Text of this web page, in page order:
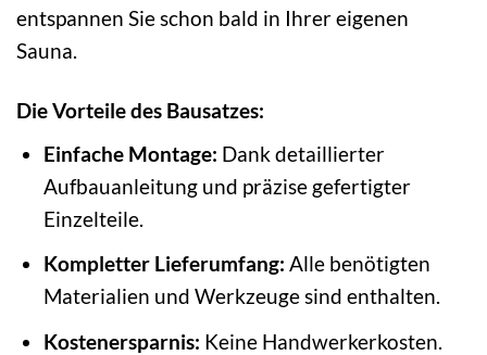
entspannen Sie schon bald in Ihrer eigenen
Sauna.
Die Vorteile des Bausatzes:
Einfache Montage: Dank detaillierter
Aufbauanleitung und präzise gefertigter
Einzelteile.
Kompletter Lieferumfang: Alle benötigten
Materialien und Werkzeuge sind enthalten.
Kostenersparnis: Keine Handwerkerkosten.